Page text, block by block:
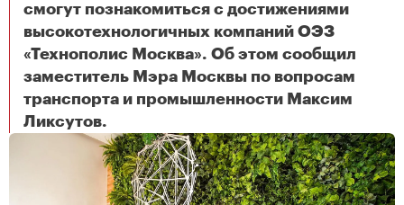
смогут познакомиться с достижениями
высокотехнологичных компаний ОЭЗ
«Технополис Москва». Об этом сообщил
заместитель Мэра Москвы по вопросам
транспорта и промышленности Максим
Ликсутов.